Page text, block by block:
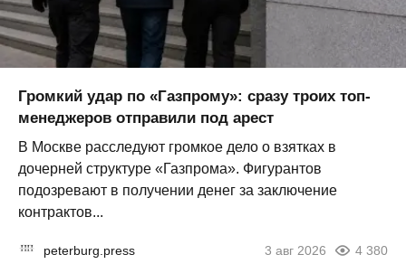
Громкий удар по «Газпрому»: сразу троих топ-
менеджеров отправили под арест
В Москве расследуют громкое дело о взятках в
дочерней структуре «Газпрома». Фигурантов
подозревают в получении денег за заключение
контрактов...
peterburg.press 3 авг 2026 4 380